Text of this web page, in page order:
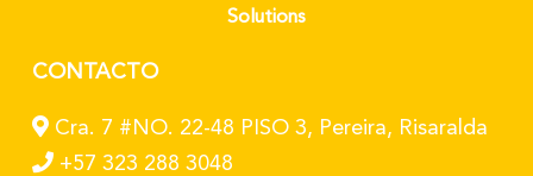
Solutions
CONTACTO
Cra. 7 #NO. 22-48 PISO 3, Pereira, Risaralda
+57 323 288 3048